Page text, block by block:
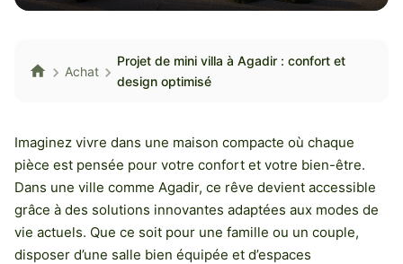
Achat
Projet de mini villa à Agadir : confort et
design optimisé
Imaginez vivre dans une maison compacte où chaque
pièce est pensée pour votre confort et votre bien-être.
Dans une ville comme Agadir, ce rêve devient accessible
grâce à des solutions innovantes adaptées aux modes de
vie actuels. Que ce soit pour une famille ou un couple,
disposer d’une salle bien équipée et d’espaces